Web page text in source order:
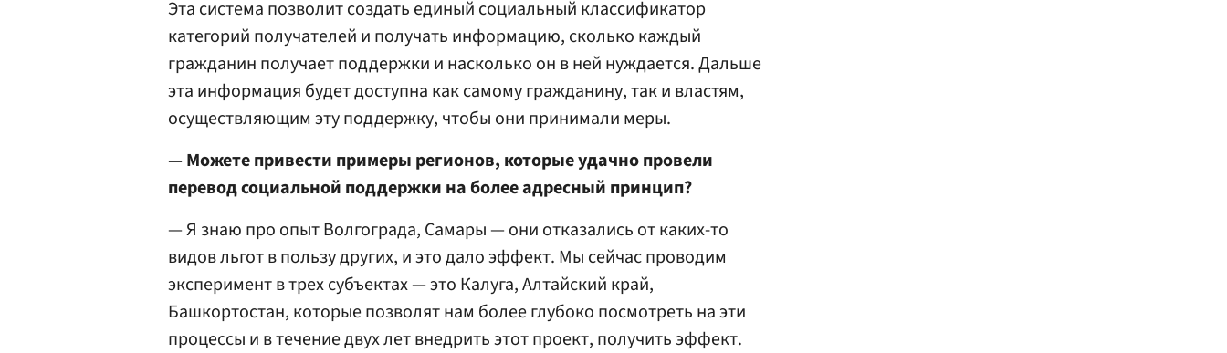
Эта система позволит создать единый социальный классификатор
категорий получателей и получать информацию, сколько каждый
гражданин получает поддержки и насколько он в ней нуждается. Дальше
эта информация будет доступна как самому гражданину, так и властям,
осуществляющим эту поддержку, чтобы они принимали меры.
— Можете привести примеры регионов, которые удачно провели
перевод социальной поддержки на более адресный принцип?
— Я знаю про опыт Волгограда, Самары — они отказались от каких-то
видов льгот в пользу других, и это дало эффект. Мы сейчас проводим
эксперимент в трех субъектах — это Калуга, Алтайский край,
Башкортостан, которые позволят нам более глубоко посмотреть на эти
процессы и в течение двух лет внедрить этот проект, получить эффект.